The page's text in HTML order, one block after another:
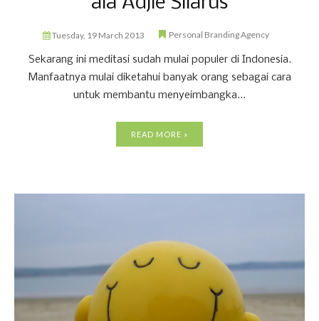
Tuesday, 19 March 2013 Personal Branding Agency
Sekarang ini meditasi sudah mulai populer di Indonesia.
Manfaatnya mulai diketahui banyak orang sebagai cara
untuk membantu menyeimbangka...
READ MORE »